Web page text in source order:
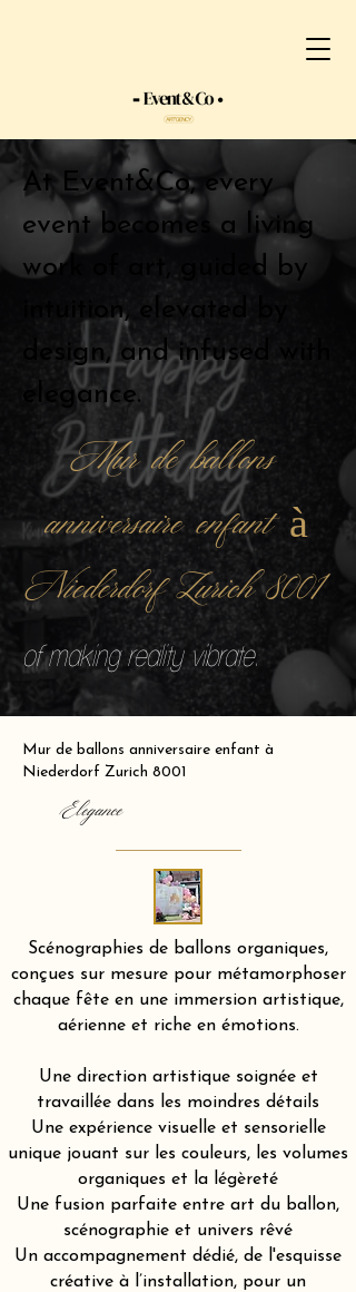
At Event&Co, every
event becomes a living
work of art, guided by
intuition, elevated by
design, and infused with
elegance.
Mur de ballons
anniversaire enfant à
Niederdorf Zurich 8001
of making reality vibrate.
Mur de ballons anniversaire enfant à
Niederdorf Zurich 8001
Elegance
Scénographies de ballons organiques,
conçues sur mesure pour métamorphoser
chaque fête en une immersion artistique,
aérienne et riche en émotions.
Une direction artistique soignée et
travaillée dans les moindres détails
Une expérience visuelle et sensorielle
unique jouant sur les couleurs, les volumes
organiques et la légèreté
Une fusion parfaite entre art du ballon,
scénographie et univers rêvé
Un accompagnement dédié, de l'esquisse
créative à l’installation, pour un